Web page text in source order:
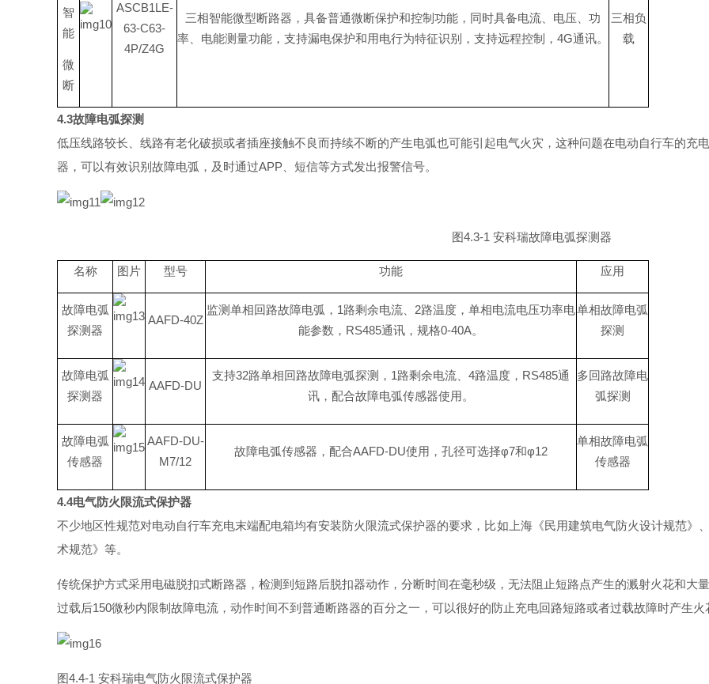
智
能
微
断
ASCB1LE-
63-C63-
4P/Z4G
三相智能微型断路器，具备普通微断保护和控制功能，同时具备电流、电压、功
率、电能测量功能，支持漏电保护和用电行为特征识别，支持远程控制 ， 4G通讯。
三相负
载
4.3故障电弧探测
低压线路较长、线路有老化破损或者插座接触不良而持续不断的产生电弧也可能引起电气火灾，这种问题在电动自行车的充
器，可以有效识别故障电弧，及时通过APP 、短信等方式发出报警信号。
图4.3-1 安科瑞故障电弧探测器
名称 图片 型号 功能 应用
故障电弧
探测器
AAFD-40Z
监测单相回路故障电弧 ， 1路剩余电流 2路温度，单相电流电压功率电
能参数 ， RS485通讯，规格0-40A。
单相故障电弧
探测
故障电弧
探测器
AAFD-DU
支持32路单相回路故障电弧探测 ， 1路剩余电流 4路温度 ， RS485通
讯，配合故障电弧传感器使用。
多回路故障电
弧探测
故障电弧
传感器
AAFD-DU-
M7/12
故障电弧传感器，配合AAFD-DU使用，孔径可选择φ7和φ12
单相故障电弧
传感器
4.4电气防火限流式保护器
不少地区性规范对电动自行车充电末端配电箱均有安装防火限流式保护器的要求，比如上海《民用建筑电气防火设计规范》
术规范》 等。
传统保护方式采用电磁脱扣式断路器，检测到短路后脱扣器动作，分断时间在毫秒级，无法阻止短路点产生的溅射火花和大
过载后150微秒内限制故障电流，动作时间不到普通断路器的百分之一，可以很好的防止充电回路短路或者过载故障时产生
图4.4-1 安科瑞电气防火限流式保护器